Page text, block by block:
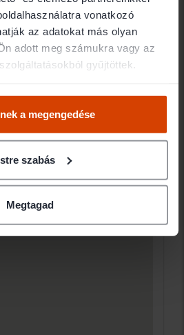
vonatkozó
az adatokat más olyan
adott meg számukra vagy az
gyűjtöttek.
a megengedése
szabás
Megtagad
24.